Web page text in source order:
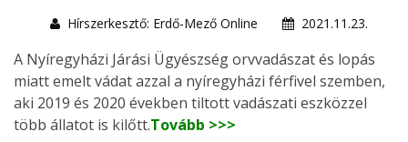
Hírszerkesztő: Erdő-Mező Online
2021.11.23.
A Nyíregyházi Járási Ügyészség orvvadászat és lopás
miatt emelt vádat azzal a nyíregyházi férfivel szemben,
aki 2019 és 2020 években tiltott vadászati eszközzel
több állatot is kilőtt.Tovább >>>